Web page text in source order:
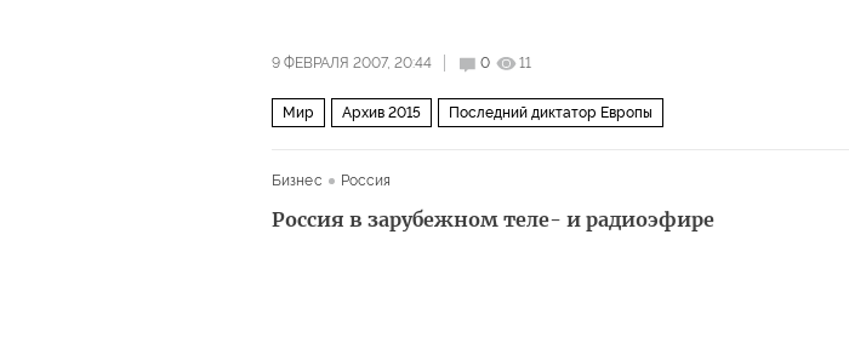
9 ФЕВРАЛЯ 2007, 20:44 0 11
Мир Архив 2015 Последний диктатор Европы
Бизнес Россия
Россия в зарубежном теле- и радиоэфире